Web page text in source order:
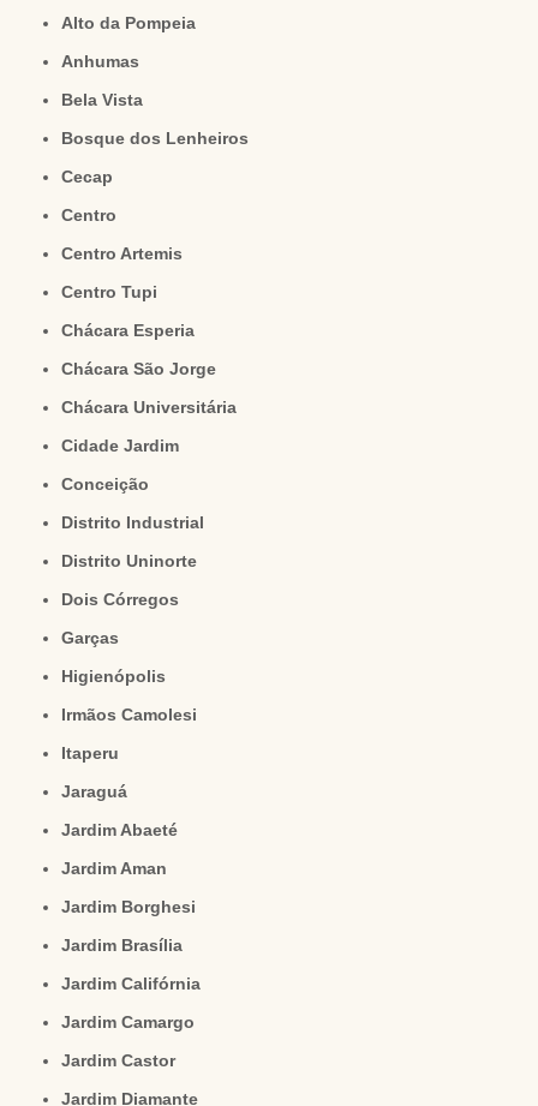
Alto da Pompeia
Anhumas
Bela Vista
Bosque dos Lenheiros
Cecap
Centro
Centro Artemis
Centro Tupi
Chácara Esperia
Chácara São Jorge
Chácara Universitária
Cidade Jardim
Conceição
Distrito Industrial
Distrito Uninorte
Dois Córregos
Garças
Higienópolis
Irmãos Camolesi
Itaperu
Jaraguá
Jardim Abaeté
Jardim Aman
Jardim Borghesi
Jardim Brasília
Jardim Califórnia
Jardim Camargo
Jardim Castor
Jardim Diamante